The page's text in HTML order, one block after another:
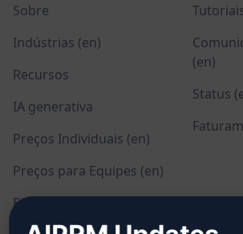
Sobre
Indústrias (en)
Recursos
IA generativa
Preços Individuais (en)
Preços para Equipes (en)
Blog (en)
(en)
Status